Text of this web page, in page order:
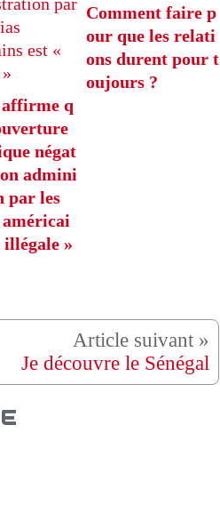
q
négat
admini
par les
américai
illégale »
Comment faire p
our que les relati
ons durent pour t
oujours ?
Je découvre le Sénégal